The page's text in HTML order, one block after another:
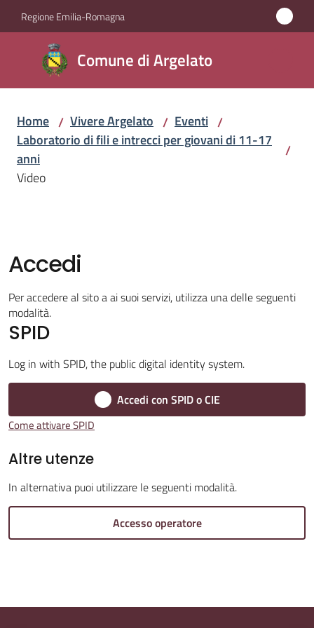
Vai al contenuto
Vai alla navigazione
Vai al footer
Regione Emilia-Romagna
Comune di Argelato
Comune
di
Argelato
Amministrazione
Vivere
Argelato
Menu selezionato
Amministrazione
gli
argomenti...
Seguici
Home / Vivere Argelato / Eventi /
Laboratorio di fili e intrecci per giovani di 11-17
anni
/
Video
Accedi
Per accedere al sito a ai suoi servizi, utilizza una delle seguenti
modalità.
SPID
Log in with SPID, the public digital identity system.
Accedi con SPID o CIE
Come attivare SPID
Altre utenze
In alternativa puoi utilizzare le seguenti modalità.
Accesso operatore